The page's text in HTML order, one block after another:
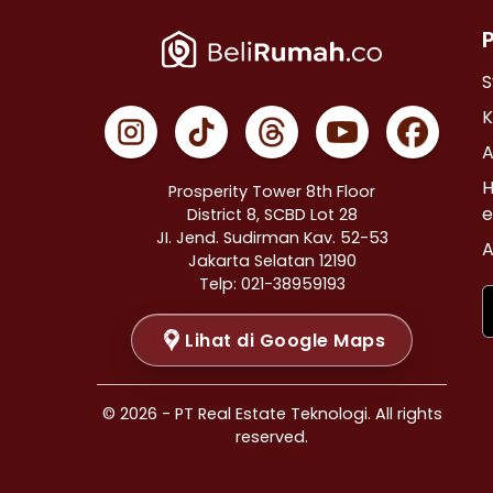
Properti Dijual di Johar Baru >
Properti Dijual di Menteng >
Properti Dijual di Tanah Abang >
Properti Dijual di Kramat >
Properti Dijual di Bendungan Hilir >
Properti Dijual di Jakarta Selatan >
Properti Dijual di Cilandak >
Properti Dijual di Gandaria Selatan >
Properti Dijual di Cipete Selatan >
Properti Dijual di Lenteng Agung >
Properti Dijual di Pondok Pinang >
Properti Dijual di Kebayoran Baru >
Properti Dijual di Mampang Prapatan >
Prosperity Tower 8th Floor
District 8, SCBD Lot 28
JI. Jend. Sudirman Kav. 52-53
Jakarta Selatan 12190
Telp: 021-38959193
Lihat di Google Maps
© 2026 - PT Real Estate Teknologi. All rights
reserved.